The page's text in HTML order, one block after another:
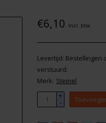
€6,10 Incl. btw
Levertijd: Bestellingen
verstuurd.
Merk: Steinel
+
-